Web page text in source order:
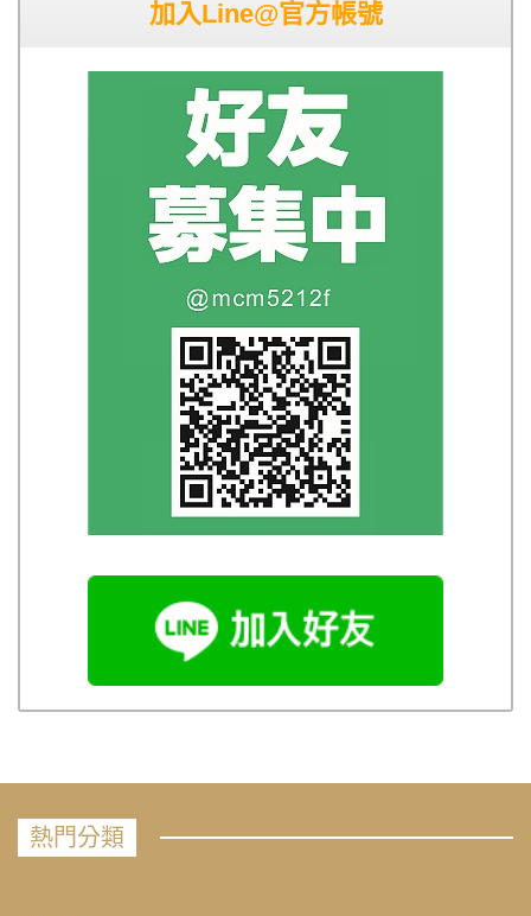
加入Line@官方帳號
熱門分類